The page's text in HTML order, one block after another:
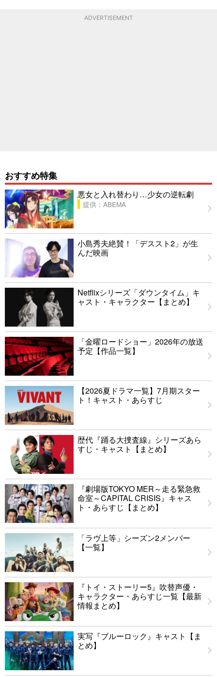
ADVERTISEMENT
おすすめ特集
悪女と入れ替わり…少女の逆転劇
提供：ABEMA
小島秀夫絶賛！「デススト2」が生
んだ映画
Netflixシリーズ「ダウンタイム」キ
ャスト・キャラクター【まとめ】
「金曜ロードショー」2026年の放送
予定【作品一覧】
【2026夏ドラマ一覧】7月期スター
ト！キャスト・あらすじ
歴代『踊る大捜査線』シリーズあら
すじ・キャスト【まとめ】
『劇場版TOKYO MER～走る緊急救
命室～CAPITAL CRISIS』キャス
ト・あらすじ【まとめ】
「ラヴ上等」シーズン2メンバー
【一覧】
『トイ・ストーリー5』吹替声優・
キャラクター・あらすじ一覧【最新
情報まとめ】
実写『ブルーロック』キャスト【ま
とめ】